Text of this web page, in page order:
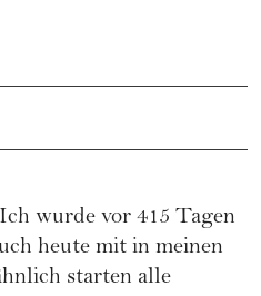
wurde vor 415 Tagen
heute mit in meinen
starten alle